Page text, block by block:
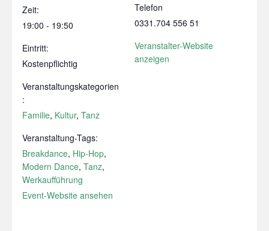
Zeit:
19:00 - 19:50
Eintritt:
Kostenpflichtig
Veranstaltungskategorien
:
Familie, Kultur, Tanz
Veranstaltung-Tags:
Breakdance, Hip-Hop,
Modern Dance, Tanz,
Werkaufführung
Event-Website ansehen
Telefon
0331.704 556 51
Veranstalter-Website
anzeigen